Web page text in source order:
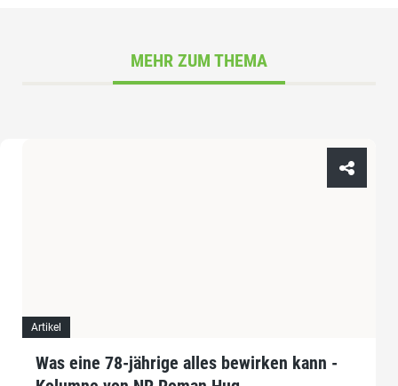
MEHR ZUM THEMA
Artikel
Was eine 78-jährige alles bewirken kann -